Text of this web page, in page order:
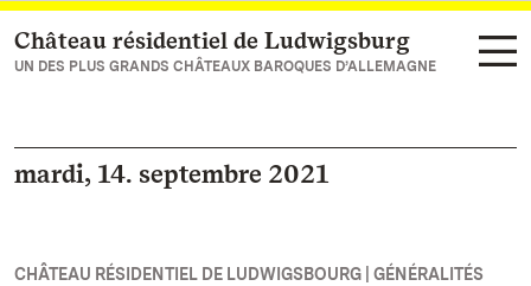
Vers la page d’accueil
Château résidentiel de Ludwigsburg
UN DES PLUS GRANDS CHÂTEAUX BAROQUES D’ALLEMAGNE
mardi, 14. septembre 2021
CHÂTEAU RÉSIDENTIEL DE LUDWIGSBOURG | GÉNÉRALITÉS